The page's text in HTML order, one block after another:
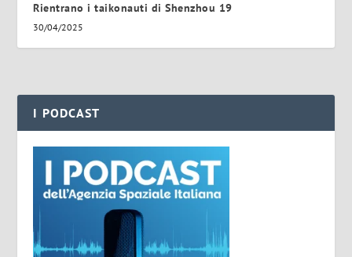
Rientrano i taikonauti di Shenzhou 19
30/04/2025
I PODCAST